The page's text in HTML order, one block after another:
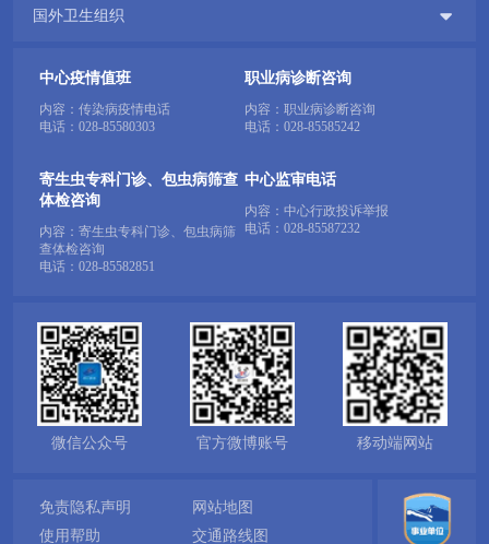
国外卫生组织 
中心疫情值班
内容：传染病疫情电话
电话： 028-85580303
职业病诊断咨询
内容：职业病诊断咨询
电话： 028-85585242
寄生虫专科门诊、包虫病筛查
体检咨询
内容：寄生虫专科门诊、包虫病筛
查体检咨询
电话： 028-85582851
中心监审电话
内容：中心行政投诉举报
电话： 028-85587232
微信公众号 官方微博账号 移动端网站
免责隐私声明
网站地图
使用帮助
交通路线图